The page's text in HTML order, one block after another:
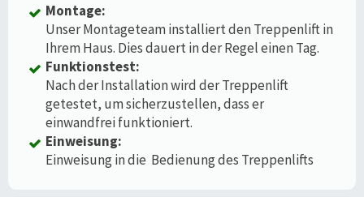
Montage:
Unser Montageteam installiert den Treppenlift in
Ihrem Haus. Dies dauert in der Regel einen Tag.
Funktionstest:
Nach der Installation wird der Treppenlift
getestet, um sicherzustellen, dass er
einwandfrei funktioniert.
Einweisung:
Einweisung in die Bedienung des Treppenlifts